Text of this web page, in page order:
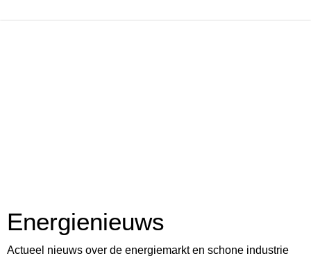
Energienieuws
Actueel nieuws over de energiemarkt en schone industrie